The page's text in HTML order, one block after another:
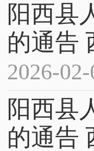
阳西县
的通告
2026-
阳西县
的通告